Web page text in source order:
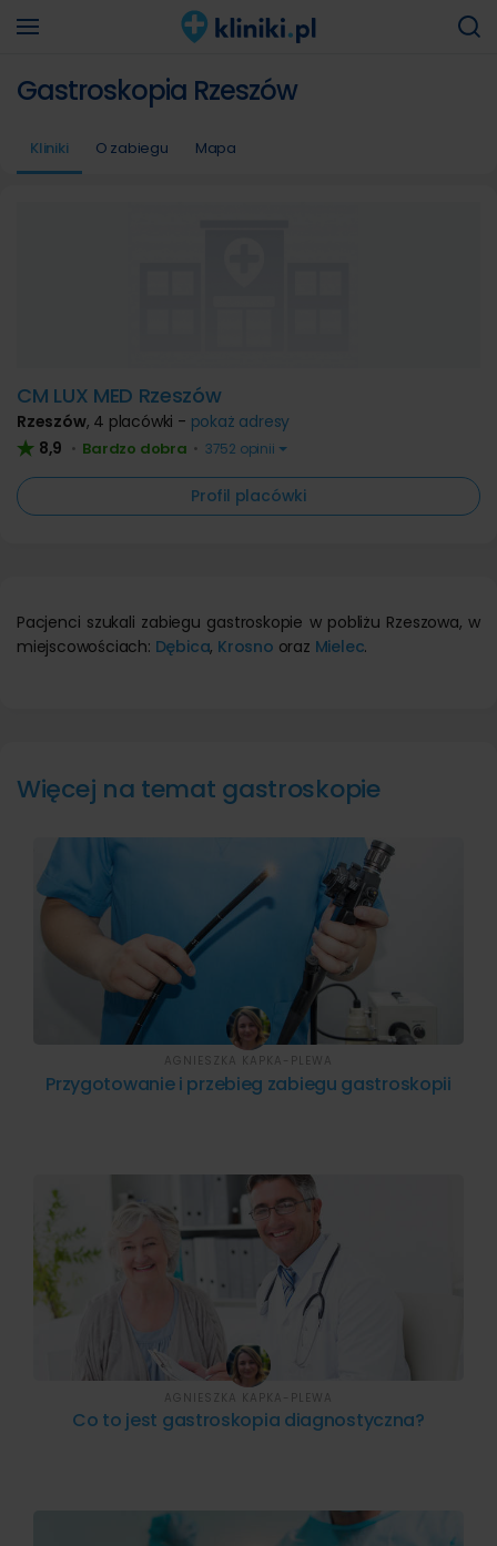
Gastroskopia Rzeszów
Kliniki O zabiegu Mapa
CM LUX MED Rzeszów
Rzeszów, 4 placówki - pokaż adresy
8,9 • Bardzo dobra • 3752 opinii
Profil placówki
Pacjenci szukali zabiegu gastroskopie w pobliżu Rzeszowa, w
miejscowościach: Dębica, Krosno oraz Mielec.
Więcej na temat gastroskopie
Przygotowanie i przebieg zabiegu gastroskopii
AGNIESZKA KAPKA-PLEWA
Co to jest gastroskopia diagnostyczna?
AGNIESZKA KAPKA-PLEWA